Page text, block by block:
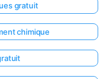
gratuit
chimique